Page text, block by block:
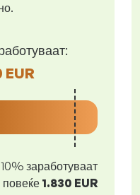
EUR
10% заработуваат
повеќе 1.830 EUR